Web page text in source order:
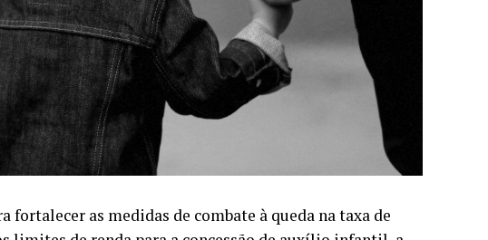
fortalecer as medidas de combate à queda na taxa de